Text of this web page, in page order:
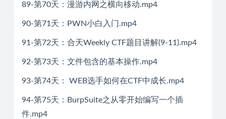
89-第70天：漫游内网之横向移动.mp4
90-第71天：PWN小白入门.mp4
91-第72天：合天Weekly CTF题目讲解(9-11).mp4
92-第73天：文件包含的基本操作.mp4
93-第74天： WEB选手如何在CTF中成长.mp4
94-第75天：BurpSuite之从零开始编写一个插
件.mp4